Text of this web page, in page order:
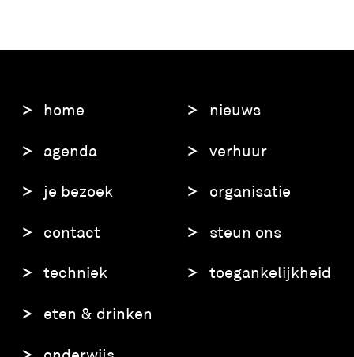
home
agenda
je bezoek
contact
techniek
eten & drinken
nieuws
verhuur
organisatie
steun ons
toegankelijkheid